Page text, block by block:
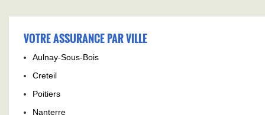
VOTRE ASSURANCE PAR VILLE
Aulnay-Sous-Bois
Creteil
Poitiers
Nanterre